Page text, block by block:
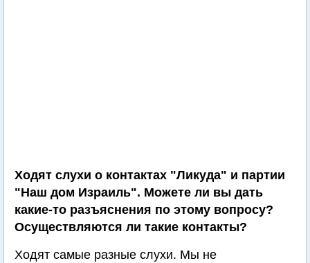
Ходят слухи о контактах "Ликуда" и партии
"Наш дом Израиль". Можете ли вы дать
какие-то разъяснения по этому вопросу?
Осуществляются ли такие контакты?
Ходят самые разные слухи. Мы не